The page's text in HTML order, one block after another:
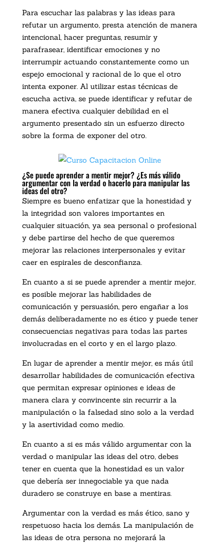
Para escuchar las palabras y las ideas para
refutar un argumento, presta atención de manera
intencional, hacer preguntas, resumir y
parafrasear, identificar emociones y no
interrumpir actuando constantemente como un
espejo emocional y racional de lo que el otro
intenta exponer. Al utilizar estas técnicas de
escucha activa, se puede identificar y refutar de
manera efectiva cualquier debilidad en el
argumento presentado sin un esfuerzo directo
sobre la forma de exponer del otro.
¿Se puede aprender a mentir mejor? ¿Es más válido
argumentar con la verdad o hacerlo para manipular las
ideas del otro?
Siempre es bueno enfatizar que la honestidad y
la integridad son valores importantes en
cualquier situación, ya sea personal o profesional
y debe partirse del hecho de que queremos
mejorar las relaciones interpersonales y evitar
caer en espirales de desconfianza.
En cuanto a si se puede aprender a mentir mejor,
es posible mejorar las habilidades de
comunicación y persuasión, pero engañar a los
demás deliberadamente no es ético y puede tener
consecuencias negativas para todas las partes
involucradas en el corto y en el largo plazo.
En lugar de aprender a mentir mejor, es más útil
desarrollar habilidades de comunicación efectiva
que permitan expresar opiniones e ideas de
manera clara y convincente sin recurrir a la
manipulación o la falsedad sino solo a la verdad
y la asertividad como medio.
En cuanto a si es más válido argumentar con la
verdad o manipular las ideas del otro, debes
tener en cuenta que la honestidad es un valor
que debería ser innegociable ya que nada
duradero se construye en base a mentiras.
Argumentar con la verdad es más ético, sano y
respetuoso hacia los demás. La manipulación de
las ideas de otra persona no mejorará la